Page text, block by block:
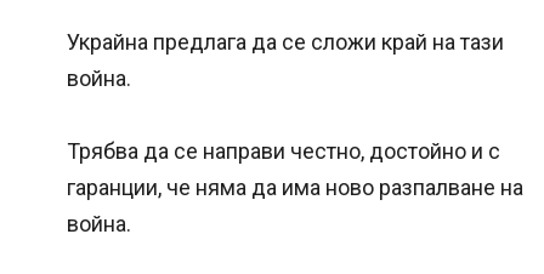
Украйна предлага да се сложи край на тази
война.
Трябва да се направи честно, достойно и с
гаранции, че няма да има ново разпалване на
война.